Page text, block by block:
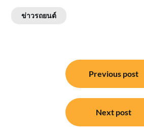
ข่าวรถยนต์
Previous post
Next post